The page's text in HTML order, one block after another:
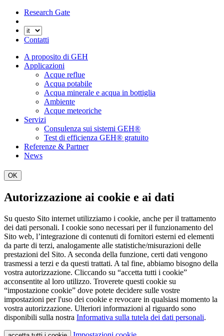
Research Gate
Contatti
A proposito di GEH
Applicazioni
Acque reflue
Acqua potabile
Acqua minerale e acqua in bottiglia
Ambiente
Acque meteoriche
Servizi
Consulenza sui sistemi GEH®
Test di efficienza GEH® gratuito
Referenze & Partner
News
OK
Autorizzazione ai cookie e ai dati
Su questo Sito internet utilizziamo i cookie, anche per il trattamento
dei dati personali. I cookie sono necessari per il funzionamento del
Sito web, l’integrazione di contenuti di fornitori esterni ed elementi
da parte di terzi, analogamente alle statistiche/misurazioni delle
prestazioni del Sito. A seconda della funzione, certi dati vengono
trasmessi a terzi e da questi trattati. A tal fine, abbiamo bisogno della
vostra autorizzazione. Cliccando su “accetta tutti i cookie”
acconsentite al loro utilizzo. Troverete questi cookie su
“impostazione cookie” dove potete decidere sulle vostre
impostazioni per l'uso dei cookie e revocare in qualsiasi momento la
vostra autorizzazione. Ulteriori informazioni al riguardo sono
disponibili sulla nostra Informativa sulla tutela dei dati personali.